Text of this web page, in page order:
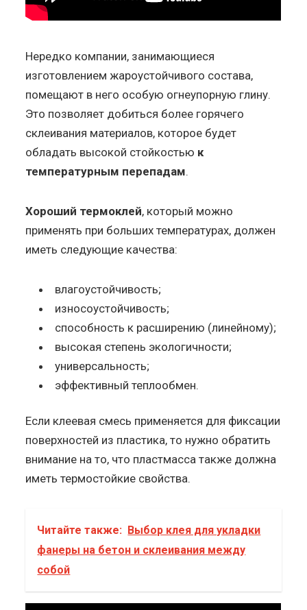
Нередко компании, занимающиеся
изготовлением жароустойчивого состава,
помещают в него особую огнеупорную глину.
Это позволяет добиться более горячего
склеивания материалов, которое будет
обладать высокой стойкостью к
температурным перепадам.
Хороший термоклей, который можно
применять при больших температурах, должен
иметь следующие качества:
влагоустойчивость;
износоустойчивость;
способность к расширению (линейному);
высокая степень экологичности;
универсальность;
эффективный теплообмен.
Если клеевая смесь применяется для фиксации
поверхностей из пластика, то нужно обратить
внимание на то, что пластмасса также должна
иметь термостойкие свойства.
Читайте также: Выбор клея для укладки
фанеры на бетон и склеивания между
собой